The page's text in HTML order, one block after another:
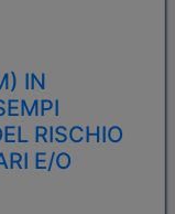
IN
RISCHIO
E/O